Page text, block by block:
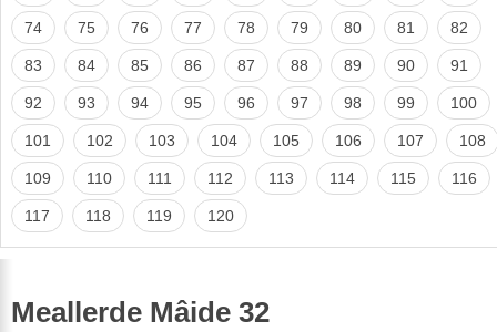
74 75 76 77 78 79 80 81 82
83 84 85 86 87 88 89 90 91
92 93 94 95 96 97 98 99 100
101 102 103 104 105 106 107 108
109 110 111 112 113 114 115 116
117 118 119 120
Meallerde Mâide 32